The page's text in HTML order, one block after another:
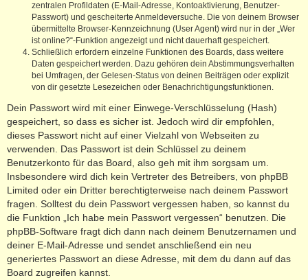
zentralen Profildaten (E-Mail-Adresse, Kontoaktivierung, Benutzer-
Passwort) und gescheiterte Anmeldeversuche. Die von deinem Browser
übermittelte Browser-Kennzeichnung (User Agent) wird nur in der „Wer
ist online?“-Funktion angezeigt und nicht dauerhaft gespeichert.
Schließlich erfordern einzelne Funktionen des Boards, dass weitere
Daten gespeichert werden. Dazu gehören dein Abstimmungsverhalten
bei Umfragen, der Gelesen-Status von deinen Beiträgen oder explizit
von dir gesetzte Lesezeichen oder Benachrichtigungsfunktionen.
Dein Passwort wird mit einer Einwege-Verschlüsselung (Hash)
gespeichert, so dass es sicher ist. Jedoch wird dir empfohlen,
dieses Passwort nicht auf einer Vielzahl von Webseiten zu
verwenden. Das Passwort ist dein Schlüssel zu deinem
Benutzerkonto für das Board, also geh mit ihm sorgsam um.
Insbesondere wird dich kein Vertreter des Betreibers, von phpBB
Limited oder ein Dritter berechtigterweise nach deinem Passwort
fragen. Solltest du dein Passwort vergessen haben, so kannst du
die Funktion „Ich habe mein Passwort vergessen“ benutzen. Die
phpBB-Software fragt dich dann nach deinem Benutzernamen und
deiner E-Mail-Adresse und sendet anschließend ein neu
generiertes Passwort an diese Adresse, mit dem du dann auf das
Board zugreifen kannst.